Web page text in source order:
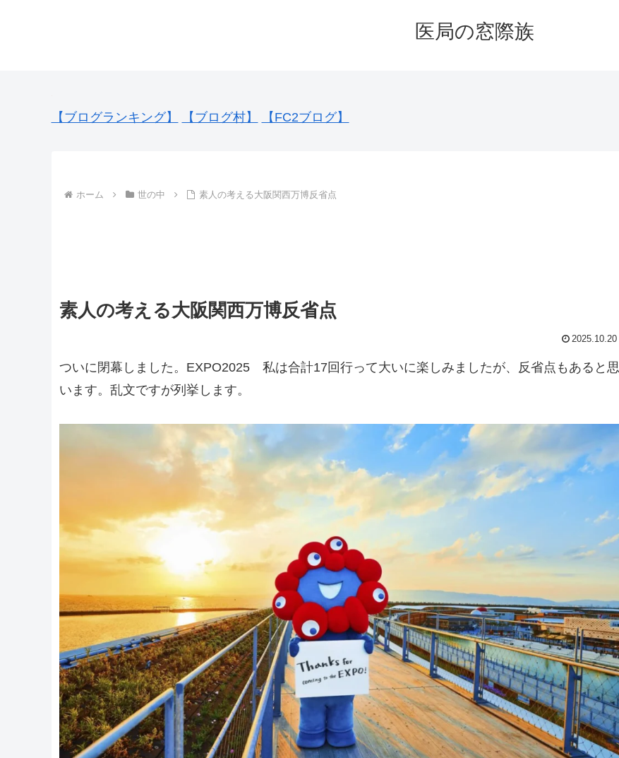
医局の窓際族
【ブログランキング】 【ブログ村】 【FC2ブログ】
ホーム 世の中 素人の考える大阪関西万博反省点
素人の考える大阪関西万博反省点
2025.10.20
ついに閉幕しました。EXPO2025 私は合計17回行って大いに楽しみましたが、反省点もあると思
います。乱文ですが列挙します。